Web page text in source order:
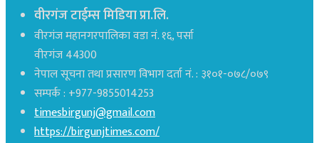
वीरगंज टाईम्स मिडिया प्रा.लि.
वीरगंज महानगरपालिका वडा नं. १६, पर्सा
वीरगंज 44300
नेपाल सूचना तथा प्रसारण विभाग दर्ता नं. : ३१०१-०७८/०७९
सम्पर्क : +977-9855014253
timesbirgunj@gmail.com
https://birgunjtimes.com/